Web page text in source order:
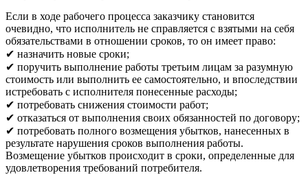
Если в ходе рабочего процесса заказчику становится
очевидно, что исполнитель не справляется с взятыми на себя
обязательствами в отношении сроков, то он имеет право:
✔ назначить новые сроки;
✔ поручить выполнение работы третьим лицам за разумную
стоимость или выполнить ее самостоятельно, и впоследствии
истребовать с исполнителя понесенные расходы;
✔ потребовать снижения стоимости работ;
✔ отказаться от выполнения своих обязанностей по договору;
✔ потребовать полного возмещения убытков, нанесенных в
результате нарушения сроков выполнения работы.
Возмещение убытков происходит в сроки, определенные для
удовлетворения требований потребителя.